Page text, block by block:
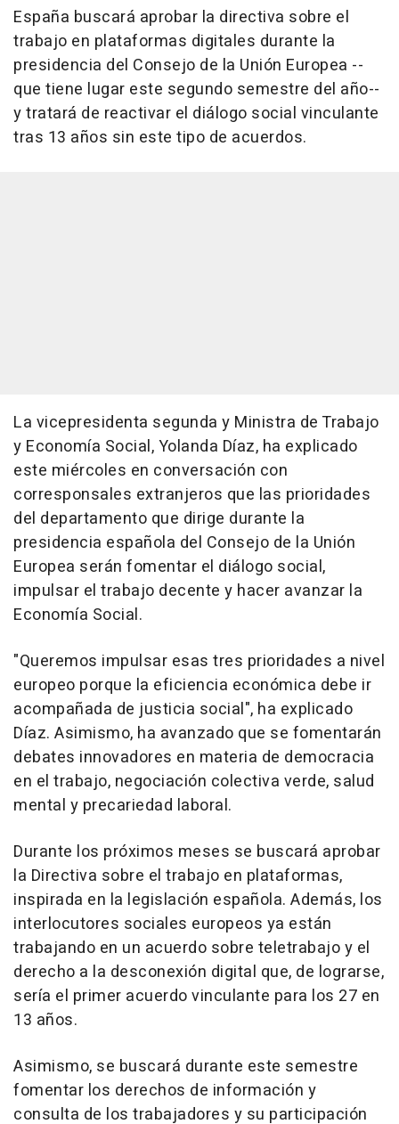
España buscará aprobar la directiva sobre el
trabajo en plataformas digitales durante la
presidencia del Consejo de la Unión Europea --
que tiene lugar este segundo semestre del año--
y tratará de reactivar el diálogo social vinculante
tras 13 años sin este tipo de acuerdos.
La vicepresidenta segunda y Ministra de Trabajo
y Economía Social, Yolanda Díaz, ha explicado
este miércoles en conversación con
corresponsales extranjeros que las prioridades
del departamento que dirige durante la
presidencia española del Consejo de la Unión
Europea serán fomentar el diálogo social,
impulsar el trabajo decente y hacer avanzar la
Economía Social.
"Queremos impulsar esas tres prioridades a nivel
europeo porque la eficiencia económica debe ir
acompañada de justicia social", ha explicado
Díaz. Asimismo, ha avanzado que se fomentarán
debates innovadores en materia de democracia
en el trabajo, negociación colectiva verde, salud
mental y precariedad laboral.
Durante los próximos meses se buscará aprobar
la Directiva sobre el trabajo en plataformas,
inspirada en la legislación española. Además, los
interlocutores sociales europeos ya están
trabajando en un acuerdo sobre teletrabajo y el
derecho a la desconexión digital que, de lograrse,
sería el primer acuerdo vinculante para los 27 en
13 años.
Asimismo, se buscará durante este semestre
fomentar los derechos de información y
consulta de los trabajadores y su participación